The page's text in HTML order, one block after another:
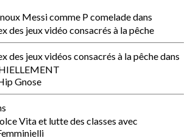
Messi comme P comeladedans
des jeux vidéo consacrés à la pêche
des jeux vidéos consacrés à la pêchedans
Gnose
Vita et lutte des classes avec